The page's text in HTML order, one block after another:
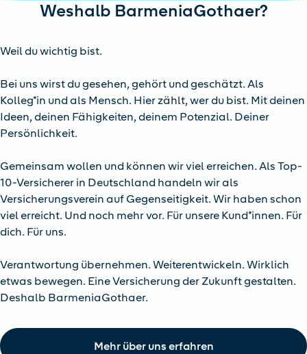
Weshalb BarmeniaGothaer?
Weil du wichtig bist.
Bei uns wirst du gesehen, gehört und geschätzt. Als
Kolleg*in und als Mensch. Hier zählt, wer du bist. Mit deinen
Ideen, deinen Fähigkeiten, deinem Potenzial. Deiner
Persönlichkeit.
Gemeinsam wollen und können wir viel erreichen. Als Top-
10-Versicherer in Deutschland handeln wir als
Versicherungsverein auf Gegenseitigkeit. Wir haben schon
viel erreicht. Und noch mehr vor. Für unsere Kund*innen. Für
dich. Für uns.
Verantwortung übernehmen. Weiterentwickeln. Wirklich
etwas bewegen. Eine Versicherung der Zukunft gestalten.
Deshalb BarmeniaGothaer.
Mehr über uns erfahren